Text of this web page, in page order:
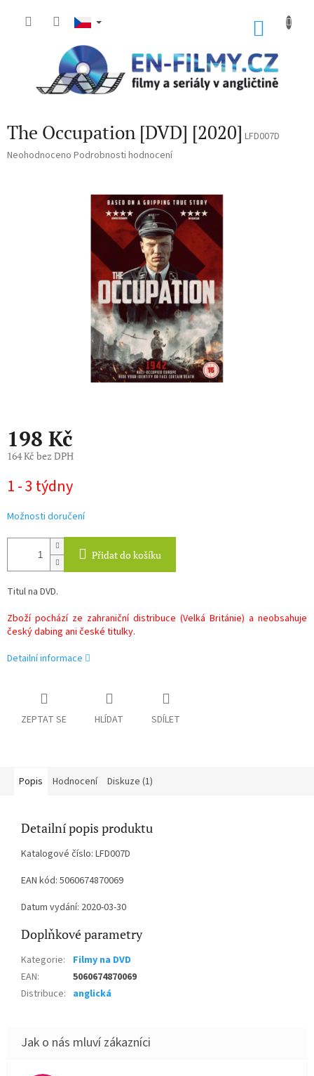
The Occupation [DVD] [2020] LFD007D
Průměrné
Neohodnoceno Podrobnosti hodnocení
198 Kč
164 Kč bez DPH
cena:
1 - 3 týdny
Možnosti doručení
Přidat do košíku
Titul na DVD.
Zboží pochází ze zahraniční distribuce (Velká Británie) a neobsahuje
český dabing ani české titulky.
Detailní informace
ZEPTAT SE HLÍDAT SDÍLET
Popis Hodnocení Diskuze (1)
Detailní popis produktu
Katalogové číslo: LFD007D
EAN kód: 5060674870069
Datum vydání: 2020-03-30
Doplňkové parametry
Kategorie:
Filmy na DVD
EAN:
5060674870069
Distribuce: anglická